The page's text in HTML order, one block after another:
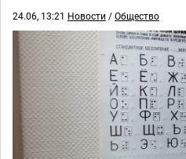
24.06, 13:21 Новости /Общество